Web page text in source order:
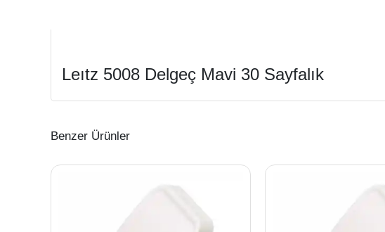
Leıtz 5008 Delgeç Mavi 30 Sayfalık
Benzer Ürünler